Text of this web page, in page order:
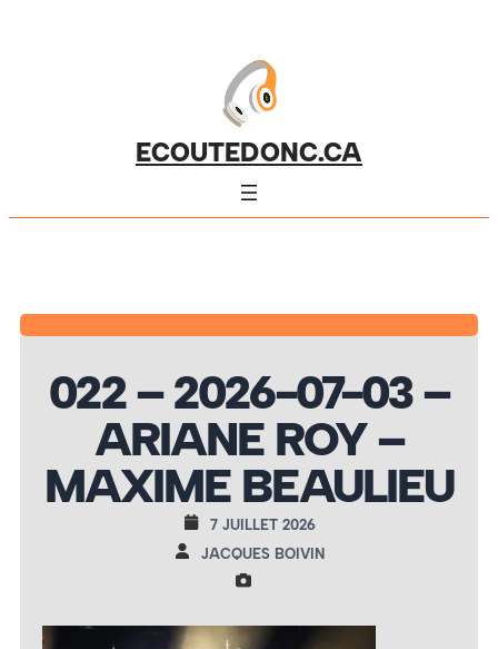
ECOUTEDONC.CA
022 – 2026-07-03 –
ARIANE ROY –
MAXIME BEAULIEU
7 JUILLET 2026
JACQUES BOIVIN